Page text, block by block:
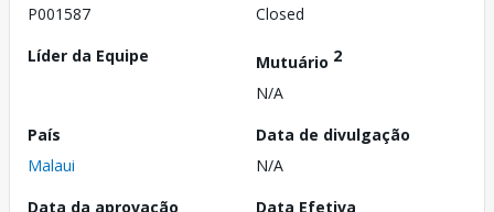
P001587
Closed
Líder da Equipe
Mutuário 2
N/A
País
Malaui
Data de divulgação
N/A
Data da aprovação
Data Efetiva